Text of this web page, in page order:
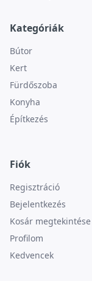
Kategóriák
Bútor
Kert
Fürdőszoba
Konyha
Építkezés
Fiók
Regisztráció
Bejelentkezés
Kosár megtekintése
Profilom
Kedvencek